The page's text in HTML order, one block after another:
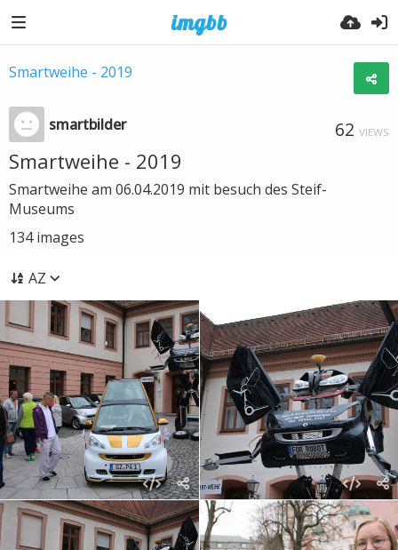
Smartweihe - 2019
smartbilder 62 VIEWS
Smartweihe - 2019
Smartweihe am 06.04.2019 mit besuch des Steif-
Museums
134 images
AZ